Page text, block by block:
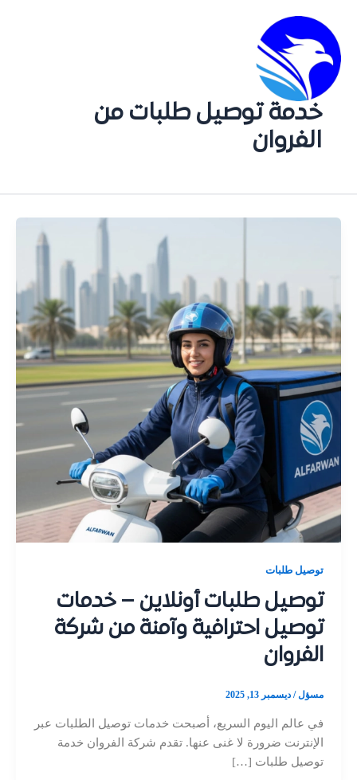
خدمة توصيل طلبات من
الفروان
توصيل طلبات
توصيل طلبات أونلاين – خدمات
توصيل احترافية وآمنة من شركة
الفروان
مسؤل/ ديسمبر 13, 2025
في عالم اليوم السريع، أصبحت خدمات توصيل الطلبات عبر
الإنترنت ضرورة لا غنى عنها. تقدم شركة الفروان خدمة
توصيل طلبات […]